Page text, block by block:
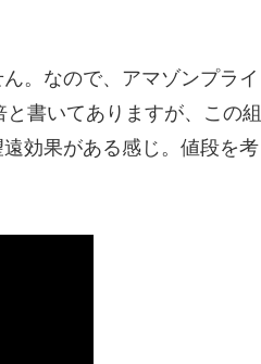
。なので、アマゾンプライ
と書いてありますが、この組
効果がある感じ。値段を考